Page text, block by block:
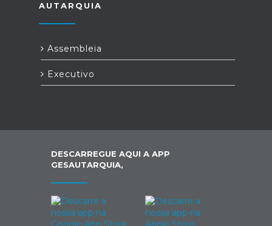
AUTARQUIA
Assembleia
Executivo
DESCARREGUE AQUI A APP
GESAUTARQUIA,